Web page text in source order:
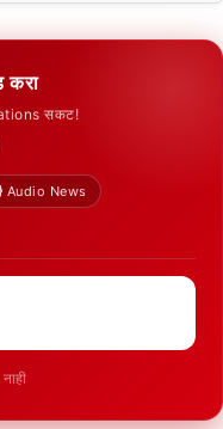
करा
सकट!
Audio News